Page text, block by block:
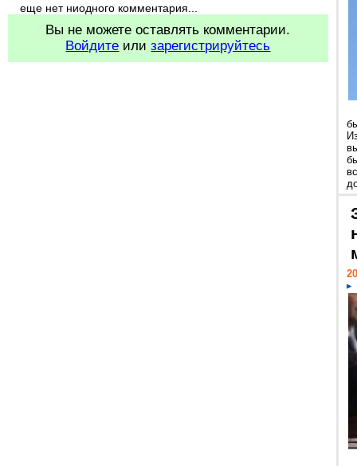
еще нет ниодного комментария...
Вы не можете оставлять комментарии.
Войдите илизарегистрируйтесь